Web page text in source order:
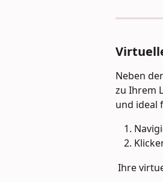
Neben
zu Ihrem
und ideal
Ihre